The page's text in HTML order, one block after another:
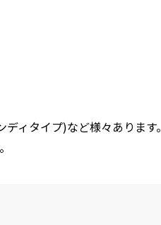
ィタイプ)など様々あります。